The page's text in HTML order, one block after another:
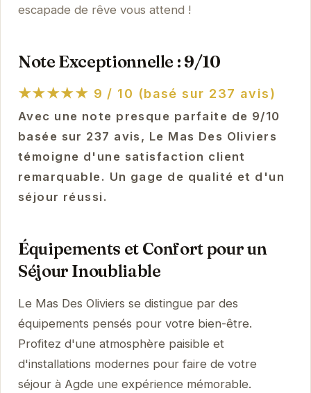
escapade de rêve vous attend !
Note Exceptionnelle : 9/10
★★★★★ 9 / 10 (basé sur 237 avis)
Avec une note presque parfaite de 9/10
basée sur 237 avis, Le Mas Des Oliviers
témoigne d'une satisfaction client
remarquable. Un gage de qualité et d'un
séjour réussi.
Équipements et Confort pour un
Séjour Inoubliable
Le Mas Des Oliviers se distingue par des
équipements pensés pour votre bien-être.
Profitez d'une atmosphère paisible et
d'installations modernes pour faire de votre
séjour à Agde une expérience mémorable.